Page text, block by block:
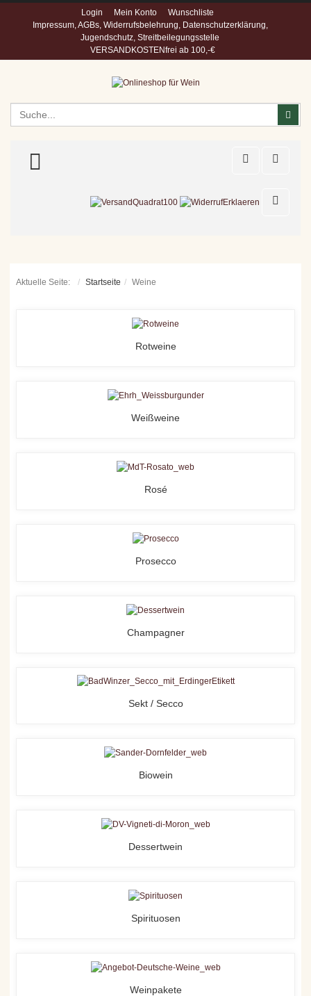
Login Mein Konto
Wunschliste
Impressum, AGBs, Widerrufsbelehrung, Datenschutzerklärung,
Jugendschutz, Streitbeilegungsstelle
VERSANDKOSTENfrei ab 100,-€
TOGGLE MENU
Aktuelle Seite: Startseite Weine
Rotweine
Weißweine
Rosé
Prosecco
Champagner
Sekt / Secco
Biowein
Dessertwein
Spirituosen
Weinpakete